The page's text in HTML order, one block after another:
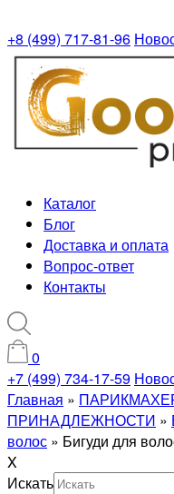
+8 (499) 717-81-96
Каталог
Блог
Доставка и оплата
Вопрос-ответ
Контакты
0
+7 (499) 734-17-59
Главная »
ПРИНАДЛЕЖНОСТИ »
волос » Бигуди для
X
Искать